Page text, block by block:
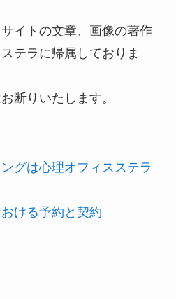
イトの文章、画像の著作
テラに帰属しておりま
断りいたします。
グは心理オフィスステラ
ける予約と契約